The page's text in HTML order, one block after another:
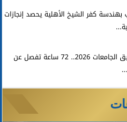
بهندسة كفر الشيخ الأهلية يحصد إنجازات
تنسيق الجامعات 2026.. 72 ساعة تفصل عن